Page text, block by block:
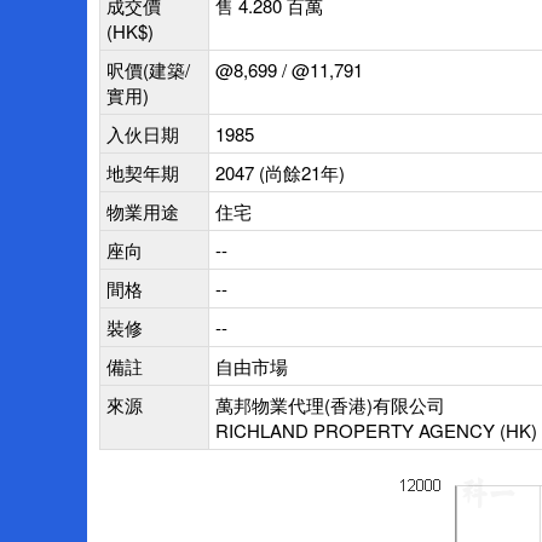
成交價
(HK$)
售 4.280 百萬
呎價(建築/
實用)
@8,699 / @11,791
入伙日期
1985
地契年期
2047 (尚餘21年)
物業用途
住宅
座向
--
間格
--
裝修
--
備註
自由市場
來源
萬邦物業代理(香港)有限公司
RICHLAND PROPERTY AGENCY (HK)